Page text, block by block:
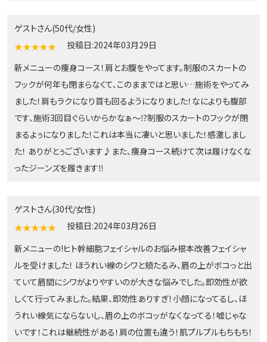
ゲストさん(50代/女性)
★★★★★
投稿日:2024年03月29日
新メニューの痩身コース！肩とお腹をやってます。制服のスカートの
フックが何年も閉まらなくて、このままではと思い…施術をやってみ
ました！肩もラクになり首も回るようになりました！なによりも腹部
です、施術3回目ぐらいからかなぁ〜⁉︎制服のスカートのフックが閉
まるよぅになりました！これは本当に凄いと思いました！感激しまし
た！ ありがとぅございます♪また、痩身コース続けて次は履けなくな
ったジーンズを履きます‼️
ゲストさん(30代/女性)
★★★★★
投稿日:2024年03月26日
新メニューの!ヒト幹細胞フェイシャルのお悩み根本改善フェイシャ
ルを受けました！ ほうれい線のシワと頬たるみ、眉の上がボコっと出
ていて眉間にシワがよりやすいのが大きな悩みでした。即効性が欲
しくて行ってみました。結果、即効性ありすぎ！小顔になってるし、ほ
うれい線気にならないし、眉の上のボコッがなくなってる！嘘じゃな
いです！これは継続性がある！肩の位置も違う！肌プルプルもちもち！